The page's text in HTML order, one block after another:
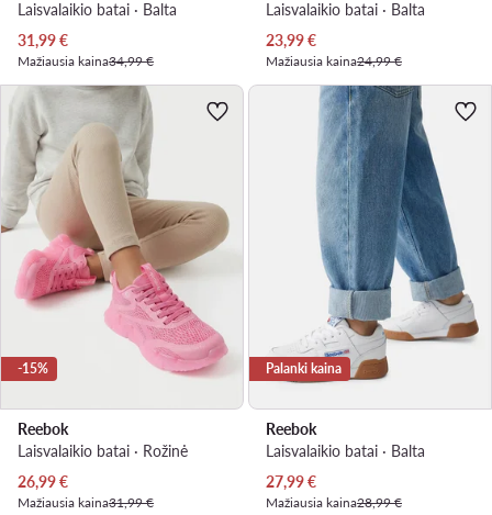
Laisvalaikio batai · Balta
Dabartinė kaina
31,99€
Mažiausia kaina34,99 €
Laisvalaikio batai · Balta
Dabartinė kaina
23,99€
Mažiausia kaina24,99 €
-15%
Reebok
Laisvalaikio batai · Rožinė
Dabartinė kaina
26,99€
Mažiausia kaina31,99 €
Palanki kaina
Reebok
Laisvalaikio batai · Balta
Dabartinė kaina
27,99€
Mažiausia kaina28,99 €